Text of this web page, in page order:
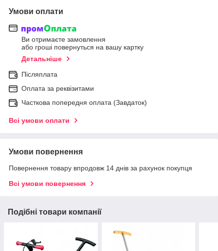
Умови оплати
Ви отримаєте замовлення
або гроші повернуться на вашу картку
Детальніше
Післяплата
Оплата за реквізитами
Часткова попередня оплата (Завдаток)
Всі умови оплати
Умови повернення
Повернення товару впродовж 14 днів за рахунок покупця
Всі умови повернення
Подібні товари компанії